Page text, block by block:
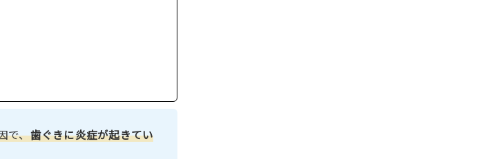
で、歯ぐきに炎症が起きてい